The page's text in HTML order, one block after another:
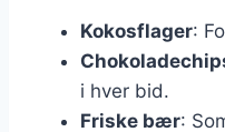
Kokosflager:
i hver bid.
Friske bær: